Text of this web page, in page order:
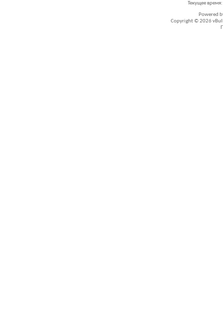
Текущее время:
Powered
Copyright © 2026